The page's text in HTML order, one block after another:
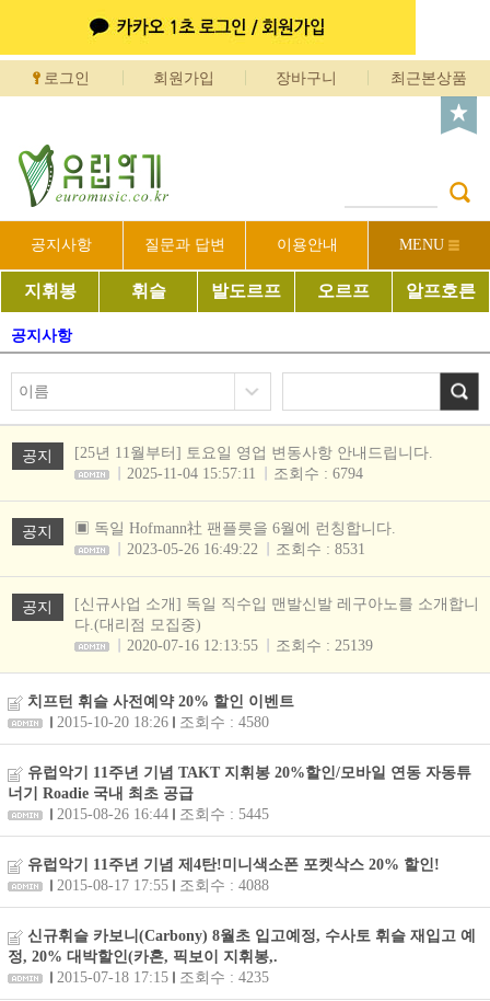
로그인 회원가입 장바구니 최근본상품
공지사항 질문과 답변 이용안내 MENU
지휘봉 휘슬 발도르프 오르프 알프호른
공지사항
공지
[25년 11월부터] 토요일 영업 변동사항 안내드립니다.
2025-11-04 15:57:11
조회수 : 6794
공지
▣ 독일 Hofmann社 팬플릇을 6월에 런칭합니다.
2023-05-26 16:49:22
조회수 : 8531
공지
[신규사업 소개] 독일 직수입 맨발신발 레구아노를 소개합니
다.(대리점 모집중)
2020-07-16 12:13:55
조회수 : 25139
치프턴 휘슬 사전예약 20% 할인 이벤트
2015-10-20 18:26
조회수 : 4580
유럽악기 11주년 기념 TAKT 지휘봉 20%할인/모바일 연동 자동튜
너기 Roadie 국내 최초 공급
2015-08-26 16:44
조회수 : 5445
유럽악기 11주년 기념 제4탄!미니색소폰 포켓삭스 20% 할인!
2015-08-17 17:55
조회수 : 4088
신규휘슬 카보니(Carbony) 8월초 입고예정, 수사토 휘슬 재입고 예
정, 20% 대박할인(카혼, 픽보이 지휘봉,.
2015-07-18 17:15
조회수 : 4235